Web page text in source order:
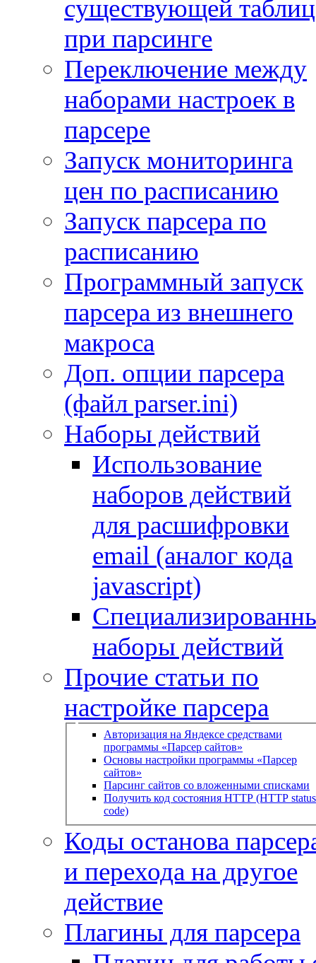
существующей
при парсинге
Переключение между
наборами настроек в
парсере
Запуск мониторинга
цен по расписанию
Запуск парсера по
расписанию
Программный запуск
парсера из внешнего
макроса
Доп. опции парсера
(файл parser.ini)
Наборы действий
Использование
наборов действий
для расшифровки
email (аналог кода
javascript)
наборы действий
Прочие статьи по
настройке парсера
Авторизация на Яндексе средствами
программы «Парсер сайтов»
Основы настройки программы «Парсер
сайтов»
Парсинг сайтов со вложенными списками
Получить код состояния HTTP (HTTP status
code)
Коды останова
и перехода на другое
действие
Плагины для парсера